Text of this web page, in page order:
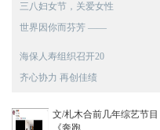
三八妇女节，关爱女性
世界因你而芬芳 ——
海保人寿组织召开20
齐心协力 再创佳绩
文/札木合前几年综艺节目
《奔跑